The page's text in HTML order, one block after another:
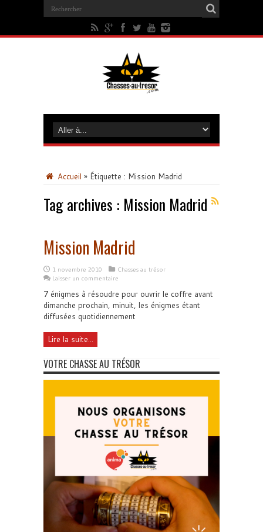
Accueil » Étiquette : Mission Madrid
Tag archives : Mission Madrid
Mission Madrid
1 novembre 2010
Chasses au trésor
Laisser un commentaire
7 énigmes à résoudre pour ouvrir le coffre avant
dimanche prochain, minuit, les énigmes étant
diffusées quotidiennement
Lire la suite...
VOTRE CHASSE AU TRÉSOR